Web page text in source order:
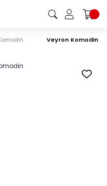
Veyron Komodin